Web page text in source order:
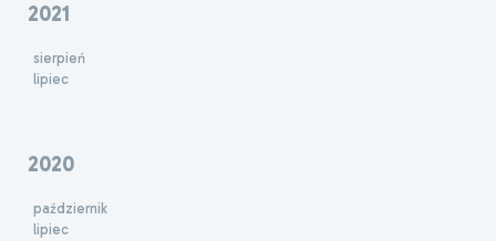
2021
sierpień
lipiec
2020
październik
lipiec